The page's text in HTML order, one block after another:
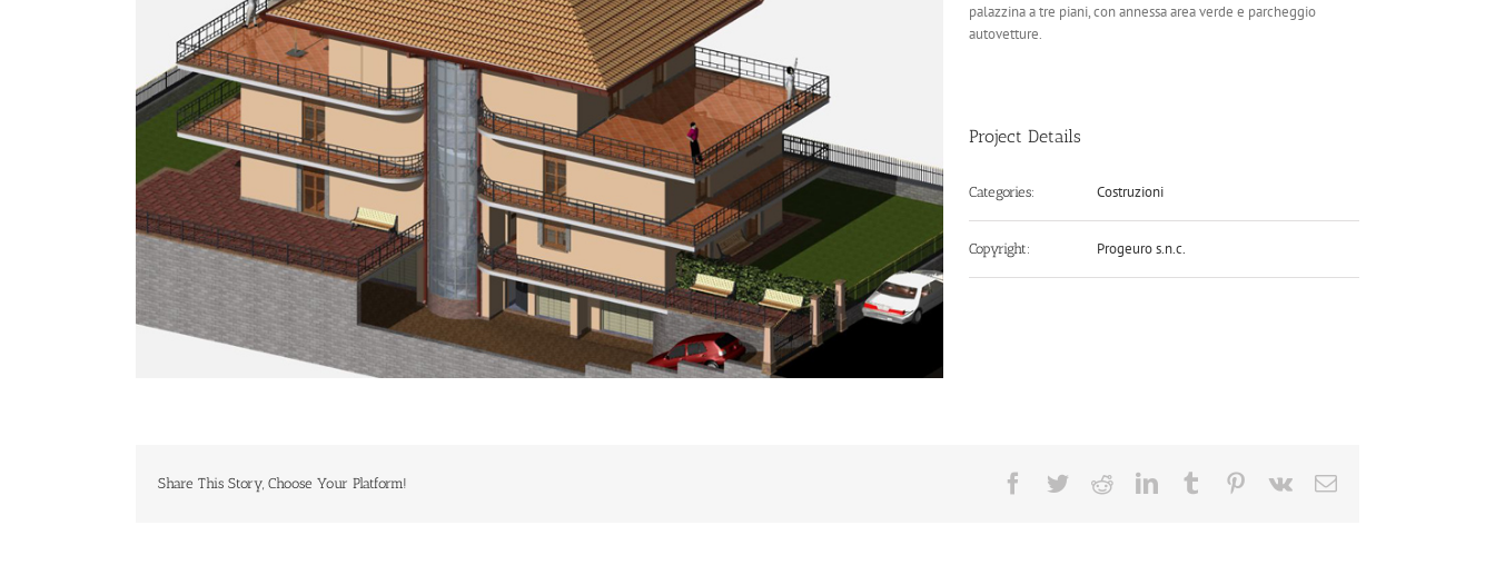
palazzina a tre piani, con annessa area verde e parcheggio
autovetture.
Project Details
Categories: Costruzioni
Copyright: Progeuro s.n.c.
Share This Story, Choose Your Platform! Facebook
TwitterRedditLinkedIn
TumblrPinterest
Vk Email